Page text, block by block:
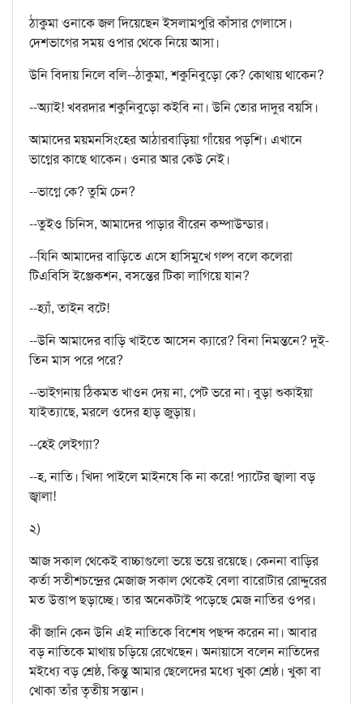
ঠাকুমা ওনাকে জল দিয়েছেন ইসলামপুরি কাঁসার গেলাসে।
দেশভাগের সময় ওপার থেকে নিয়ে আসা।
উনি বিদায় নিলে বলি--ঠাকুমা, শকুনিবুড়ো কে? কোথায় থাকেন?
--অ্যাই! খবরদার শকুনিবুড়ো কইবি না। উনি তোর দাদুর বয়সি।
আমাদের ময়মনসিংহের আঠারবাড়িয়া গাঁয়ের পড়শি। এখানে
ভাগ্নের কাছে থাকেন। ওনার আর কেউ নেই।
--ভাগ্নে কে? তুমি চেন?
--তুইও চিনিস, আমাদের পাড়ার বীরেন কম্পাউন্ডার।
--যিনি আমাদের বাড়িতে এসে হাসিমুখে গল্প বলে কলেরা
টিএবিসি ইঞ্জেক্শন, বসন্তের টিকা লাগিয়ে যান?
--হ্যাঁ, তাইন বটে!
--উনি আমাদের বাড়ি খাইতে আসেন ক্যারে? বিনা নিমন্তনে? দুই-
তিন মাস পরে পরে?
--ভাইগনায় ঠিকমত খাওন দেয় না, পেট ভরে না। বুড়া শুকাইয়া
যাইত্যাছে, মরলে ওদের হাড় জুড়ায়।
--হেই লেইগ্যা?
--হ, নাতি। খিদা পাইলে মাইনষে কি না করে! প্যাটের জ্বালা বড়
জ্বালা!
২)
আজ সকাল থেকেই বাচ্চাগুলো ভয়ে ভয়ে রয়েছে। কেননা বাড়ির
কর্তা সতীশচন্দ্রের মেজাজ সকাল থেকেই বেলা বারোটার রোদ্দুরের
মত উত্তাপ ছড়াচ্ছে। তার অনেকটাই পড়েছে মেজ নাতির ওপর।
কী জানি কেন উনি এই নাতিকে বিশেষ পছন্দ করেন না। আবার
বড় নাতিকে মাথায় চড়িয়ে রেখেছেন। অনায়াসে বলেন নাতিদের
মইধ্যে বড় শ্রেষ্ঠ, কিন্তু আমার ছেলেদের মধ্যে খুকা শ্রেষ্ঠ। খুকা বা
খোকা তাঁর তৃতীয় সন্তান।